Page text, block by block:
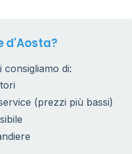
d'Aosta?
di:
(prezzi più bassi)